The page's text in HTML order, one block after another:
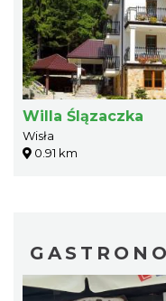
Willa Ślązaczka
Wisła
0.91 km